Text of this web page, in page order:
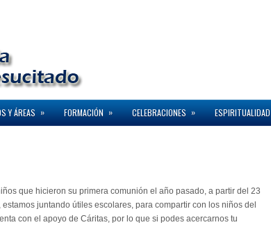
Y ÁREAS » FORMACIÓN » CELEBRACIONES » ESPIRITUALIDAD
que hicieron su primera comunión el año pasado, a partir del 23
juntando útiles escolares, para compartir con los niños del
con el apoyo de Cáritas, por lo que si podes acercarnos tu